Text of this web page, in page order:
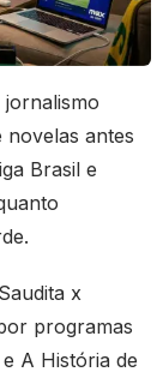
novelas antes
Brasil e
x
programas
A História de